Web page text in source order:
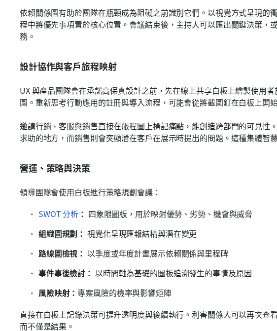
依賴關係圖有助於團隊在瓶頸成為阻礙之前識別它們。以視覺方式呈現的
程中將優先事項置於核心位置。會議結束後，主持人可以匯出關鍵決策，
務。
設計協作與客戶旅程映射
UX 與產品團隊會在承諾高保真設計之前，先在線上共享白板上繪製使用
圖。重新思考行動應用的註冊與導入流程，可能會從將截圖釘在白板上開
邀請行銷、客服與銷售直接在旅程圖上標記痛點，能創造跨部門的可見性
求助的地方，而銷售則會突顯潛在客戶在展示時提出的問題。這種集體智
營運、策略與決策
領導團隊會使用白板進行策略規劃會議：
SWOT 分析 ： 四象限圖板，用於映射優勢、劣勢、機會與威脅
組織圖規劃： 視覺化呈現匯報結構與潛在變更
路線圖檢視： 以季度或年度計畫展示依賴關係與里程碑
事件事後檢討： 以時間軸為基礎的圖板追溯發生的事情及原因
風險映射：專案風險的機率與影響矩陣
直接在白板上記錄決策可提升透明度與後續執行。利害關係人可以再次查
而不僅是結果。